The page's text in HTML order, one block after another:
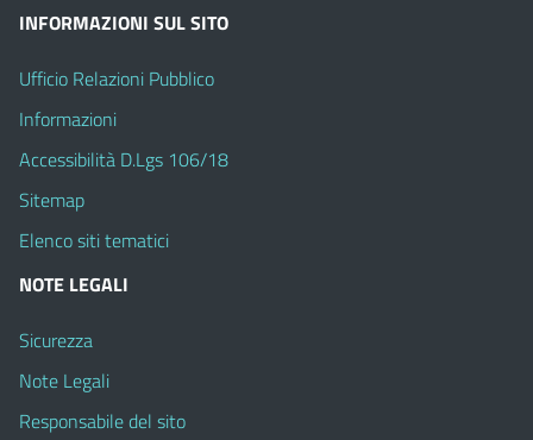
INFORMAZIONI SUL SITO
Ufficio Relazioni Pubblico
Informazioni
Accessibilità D.Lgs 106/18
Sitemap
Elenco siti tematici
NOTE LEGALI
Sicurezza
Note Legali
Responsabile del sito